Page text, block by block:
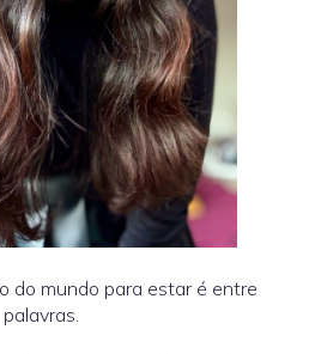
do mundo para estar é entre
palavras.